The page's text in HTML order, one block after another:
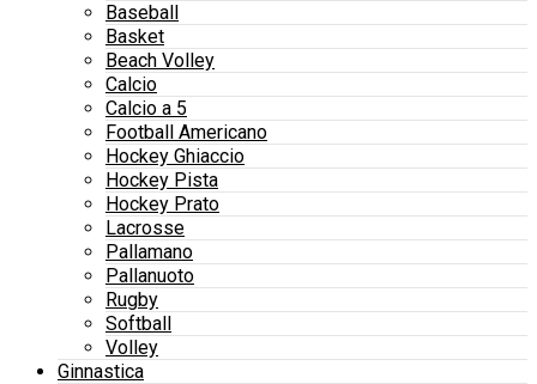
Baseball
Basket
Beach Volley
Calcio
Calcio a 5
Football Americano
Hockey Ghiaccio
Hockey Pista
Hockey Prato
Lacrosse
Pallamano
Pallanuoto
Rugby
Softball
Volley
Ginnastica